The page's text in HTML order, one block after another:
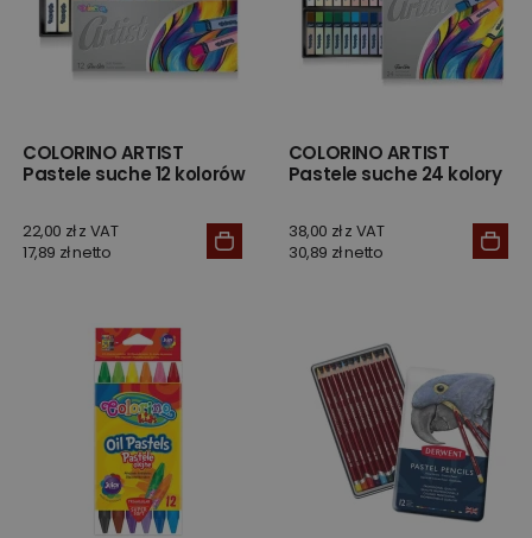
COLORINO ARTIST
Pastele suche 12 kolorów
22,00 zł z VAT
17,89 zł netto
COLORINO ARTIST
Pastele suche 24 kolory
38,00 zł z VAT
30,89 zł netto